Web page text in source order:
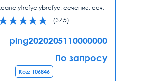
сечение, сеч.
(375)
plng2020205110000000
По запросу
Код: 106846